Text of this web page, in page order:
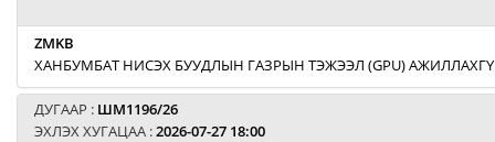
ZMKB
ХАНБУМБАТ НИСЭХ БУУДЛЫН ГАЗРЫН ТЭЖЭЭЛ (GPU)
ДУГААР : ШМ1196/26
ЭХЛЭХ ХУГАЦАА :2026-07-27 18:00